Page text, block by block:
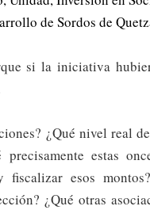
de Sordos de
si la iniciativa
¿Qué nivel real
estas
fiscalizar esos
¿Qué otras